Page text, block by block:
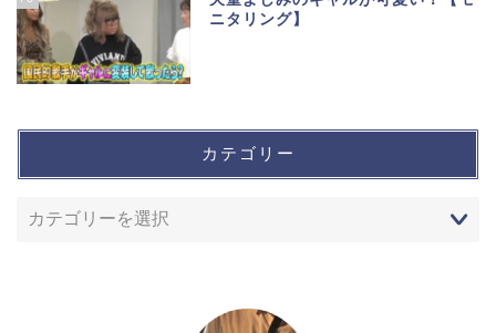
ニタリング】
カテゴリー